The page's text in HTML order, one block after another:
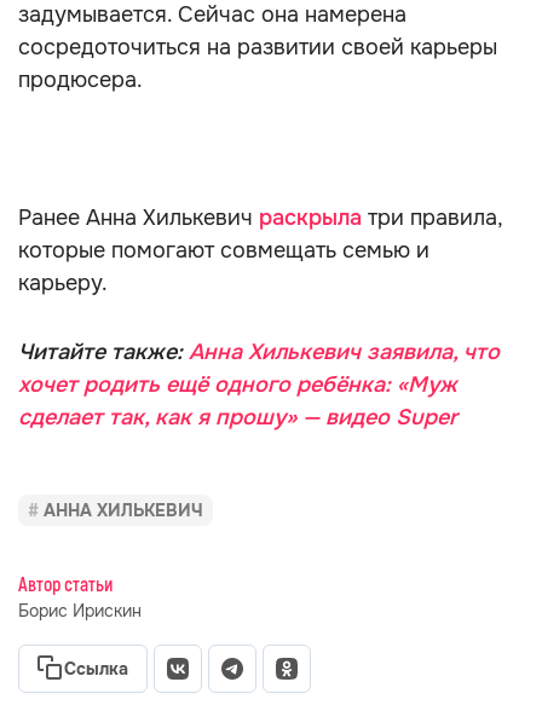
задумывается. Сейчас она намерена
сосредоточиться на развитии своей карьеры
продюсера.
Ранее Анна Хилькевич раскрыла три правила,
которые помогают совмещать семью и
карьеру.
Читайте также:Анна Хилькевич заявила, что
хочет родить ещё одного ребёнка: «Муж
сделает так, как я прошу» — видео Super
АННА ХИЛЬКЕВИЧ
Автор статьи
Борис Ирискин
Ссылка